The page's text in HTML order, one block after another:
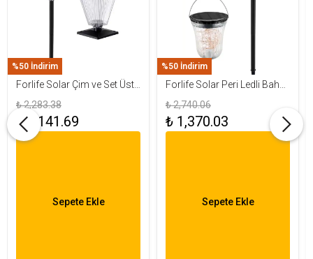
%50 İndirim
Forlife Solar Çim ve Set Üstü
Armatür 15W FL-3283
₺ 2,283.38
₺ 1,141.69
Sepete Ekle
%50 İndirim
Forlife Solar Peri Ledli Bahçe
Aydınlatma Armatürü FL-
3284
₺ 2,740.06
₺ 1,370.03
Sepete Ekle